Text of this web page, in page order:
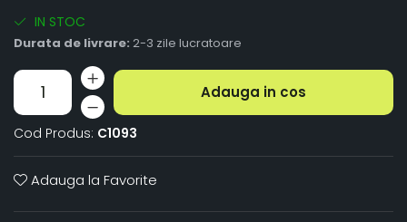
IN STOC
Durata de livrare: 2-3 zile lucratoare
Adauga in cos
Cod Produs: C1093
Adauga la Favorite